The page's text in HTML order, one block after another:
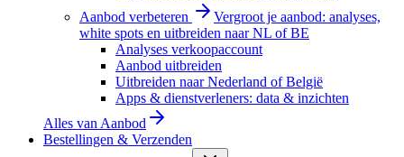
Aanbod verbeteren
Vergroot je aanbod: analyses,
white spots en uitbreiden naar NL of BE
Analyses verkoopaccount
Aanbod uitbreiden
Uitbreiden naar Nederland of België
Apps & dienstverleners: data & inzichten
Alles van Aanbod
Bestellingen & Verzenden